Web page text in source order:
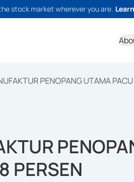
stock market wherever you are.
PENOPANG UTAMA
PERSEN